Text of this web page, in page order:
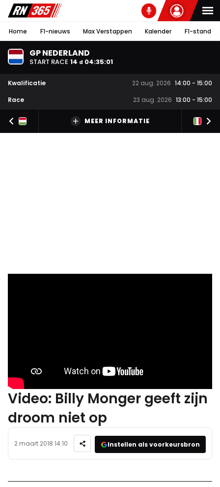
Home F1-nieuws Max Verstappen Kalender F1-stand
GP NEDERLAND
START RACE 14 d 04:35:00
Kwalificatie 22 aug. 2026 14:00 - 15:00
Race
23 aug. 2026 13:00 - 15:00
MEER INFORMATIE
Video: Billy Monger geeft zijn
droom niet op
2 maart 2018 14:10 Instellen als voorkeursbron